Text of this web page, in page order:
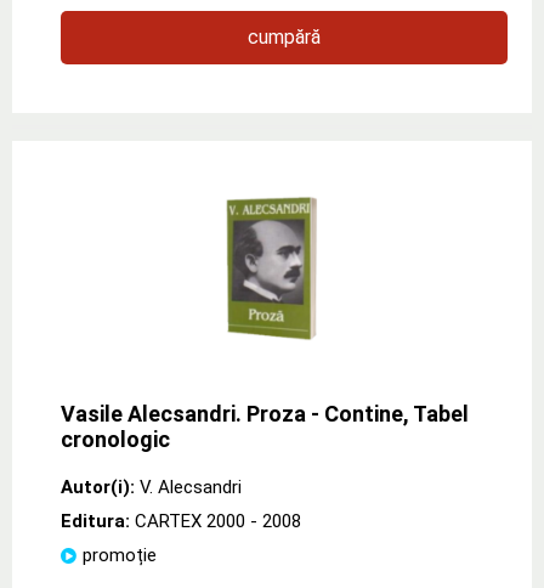
cumpără
Vasile Alecsandri. Proza - Contine, Tabel
cronologic
Autor(i): V. Alecsandri
Editura: CARTEX 2000 - 2008
promoție